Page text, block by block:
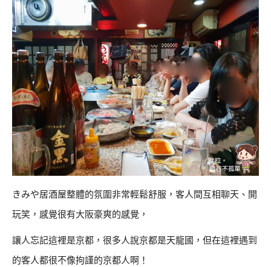
きみや居酒屋整體的氛圍非常輕鬆舒服，客人間互相聊天、開
玩笑，感覺很有大阪豪爽的感覺，
讓人忘記這裡是京都，很多人說京都是天龍國，但在這裡遇到
的客人都很不像拘謹的京都人啊！